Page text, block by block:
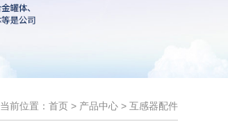
当前位置： 首页 > 产品中心 > 互感器配件